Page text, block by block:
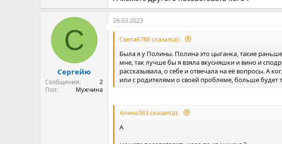
С
Сергейю
Сообщения
2
Пол
Мужчина
26.03.2023
Света6788 сказал(а):
Была я у Полины. Полина это цыганка, такие
мне, так лучше бы я взяла вкусняшки и вино и
рассказывала, о себе и отвечала на её вопросы. А
или с родителями о своей проблеме, больше будет
Алина383 сказал(а):
А